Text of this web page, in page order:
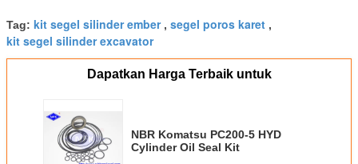
Tag: kit segel silinder ember, segel poros karet ,
kit segel silinder excavator
Dapatkan Harga Terbaik untuk
NBR Komatsu PC200-5 HYD
Cylinder Oil Seal Kit